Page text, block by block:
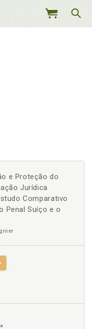
MEU
e Proteção do
Jurídica
Comparativo
Penal Suíço e o
*